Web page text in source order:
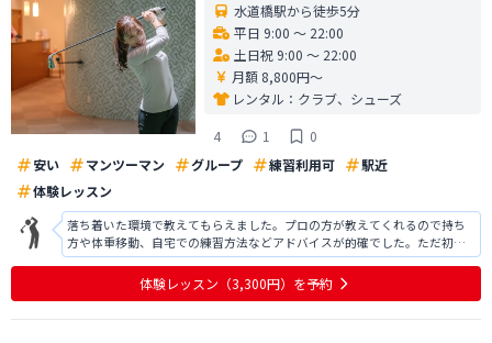
水道橋駅から徒歩5分
平日 9:00 〜 22:00
土日祝 9:00 〜 22:00
月額 8,800円〜
レンタル： クラブ、シューズ
4
1
0
安い
マンツーマン グループ 練習利用可
駅近
体験レッスン
落ち着いた環境で教えてもらえました。プロの方が教えてくれるので持ち
方や体重移動、自宅での練習方法などアドバイスが的確でした。ただ初心
者なのでどんどん進んでいくスピードについていけず、初心者向けの施設
ではないのかなと思いました。今回は入会を見送らせていただきました
が、施設としてはとてもよいです。ありが
体験レッスン （3,300円） を予約